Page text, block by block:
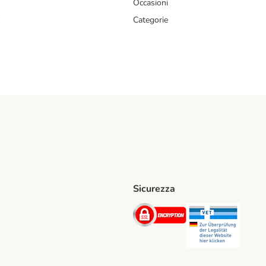
Occasioni
Categorie
Shipping Method
Sicurezza
Security